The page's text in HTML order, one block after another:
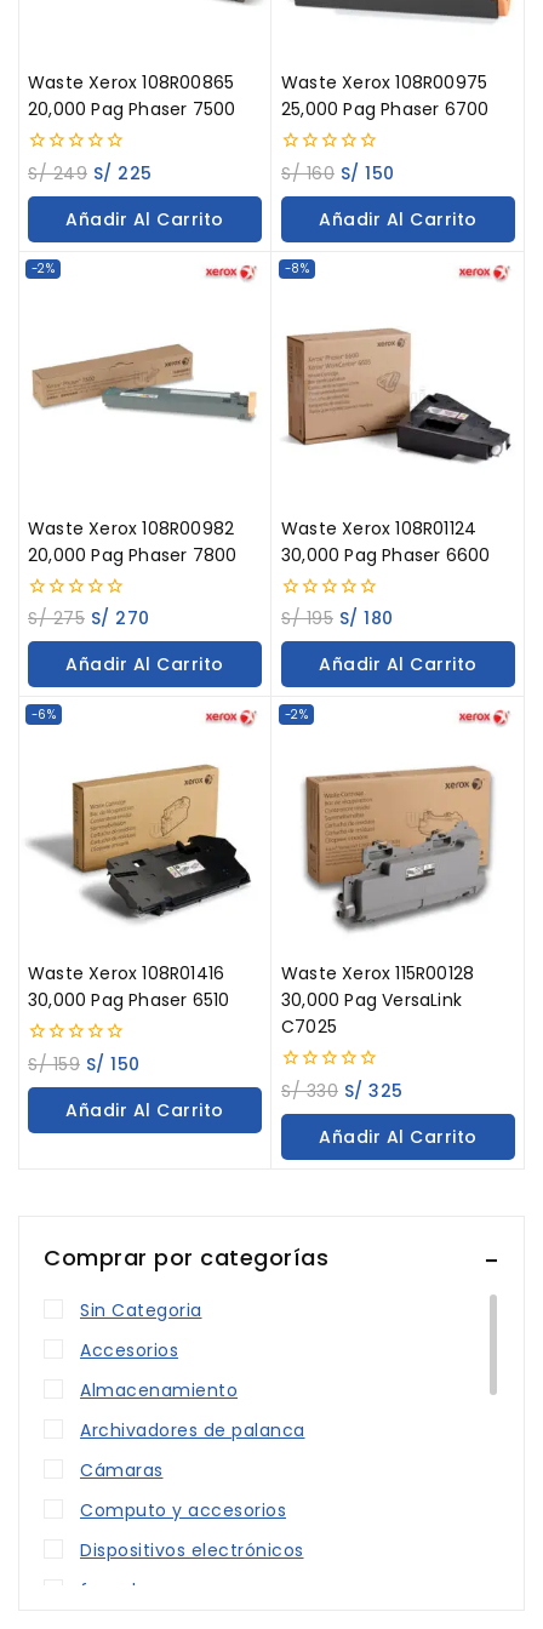
Waste Xerox 108R00865
20,000 Pag Phaser 7500
0
out
of
S/249 S/ 225
Añadir Al Carrito
Waste Xerox 108R00975
25,000 Pag Phaser 6700
0
out
of
S/160 S/ 150
Añadir Al Carrito
-2%
Waste Xerox 108R00982
20,000 Pag Phaser 7800
0
out
of
S/275 S/ 270
Añadir Al Carrito
-8%
Waste Xerox 108R01124
30,000 Pag Phaser 6600
0
out
of
S/195 S/ 180
Añadir Al Carrito
-6%
Waste Xerox 108R01416
30,000 Pag Phaser 6510
0
out
of
S/159 S/ 150
Añadir Al Carrito
-2%
Waste Xerox 115R00128
30,000 Pag VersaLink
C7025
0
out
of
S/330 S/ 325
Añadir Al Carrito
Comprar por categorías
Sin Categoria
Accesorios
Almacenamiento
Archivadores de palanca
Cámaras
Computo y accesorios
Dispositivos electrónicos
fusor kyocera